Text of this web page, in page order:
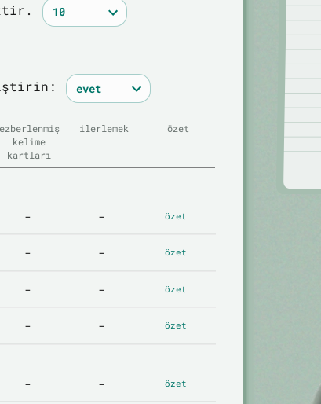
ezberlenmiş
kelime
kartları
ilerlemek özet
- - özet
- - özet
- - özet
- - özet
- - özet